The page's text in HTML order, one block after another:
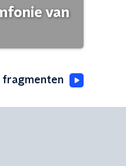
van
fragmenten